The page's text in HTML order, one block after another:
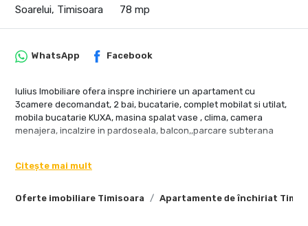
Soarelui, Timisoara
78 mp
Oferte imobiliare Timisoara Apartamente de închiriat
WhatsApp Facebook
Iulius Imobiliare ofera inspre inchiriere un apartament cu
3camere decomandat, 2 bai, bucatarie, complet mobilat si utilat,
mobila bucatarie KUXA, masina spalat vase , clima, camera
menajera, incalzire in pardoseala, balcon,,parcare subterana
Citește mai mult